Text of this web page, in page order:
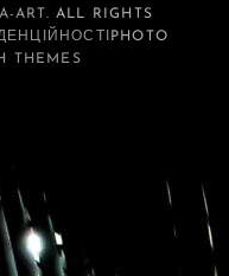
ART. ALL RIGHTS
PHOTO
THEMES